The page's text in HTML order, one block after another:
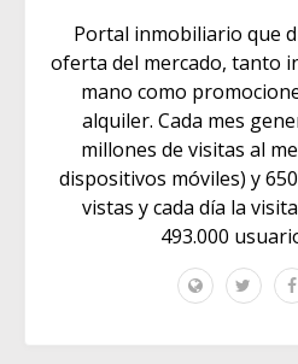
Portal inmobiliario que
oferta del mercado, tanto
mano como
alquiler. Cada mes
millones de visitas al
dispositivos móviles) y
vistas y cada día la
493.000